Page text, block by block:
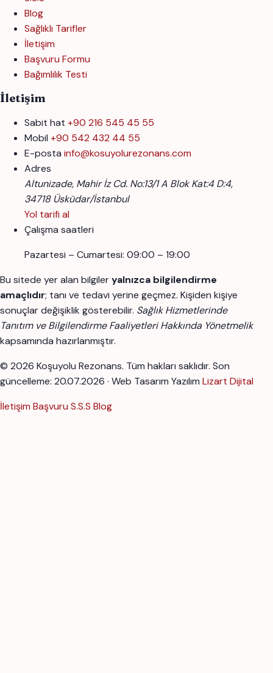
Blog
Sağlıklı Tarifler
İletişim
Başvuru Formu
Bağımlılık Testi
İletişim
Sabit hat +90 216 545 45 55
Mobil +90 542 432 44 55
E-posta info@kosuyolurezonans.com
Adres
Altunizade, Mahir İz Cd. No:13/1 A Blok Kat:4 D:4,
34718 Üsküdar/İstanbul
Yol tarifi al
Çalışma saatleri
Pazartesi – Cumartesi: 09:00 – 19:00
Bu sitede yer alan bilgileryalnızca bilgilendirme
amaçlıdır; tanı ve tedavi yerine geçmez. Kişiden kişiye
sonuçlar değişiklik gösterebilir. Sağlık Hizmetlerinde
Tanıtım ve Bilgilendirme Faaliyetleri Hakkında Yönetmelik
kapsamında hazırlanmıştır.
© 2026 Koşuyolu Rezonans. Tüm hakları saklıdır. Son
güncelleme: 20.07.2026 · Web Tasarım Yazılım Lizart Dijital
İletişim Başvuru S.S.S Blog